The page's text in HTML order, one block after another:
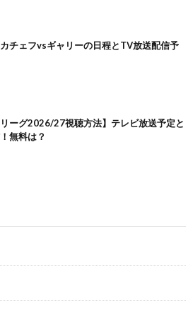
カチェフvsギャリーの日程とTV放送配信予
リーグ2026/27視聴方法】テレビ放送予定と
無料は？